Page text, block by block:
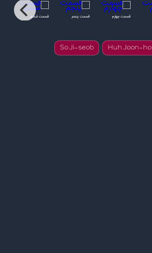
قسمت چهارم قسمت پنجم قسمت ششم
Huh Joon-ho
So Ji-seob